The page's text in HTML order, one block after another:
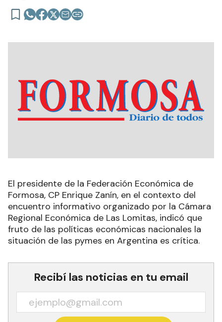
El presidente de la Federación Económica de
Formosa, CP Enrique Zanín, en el contexto del
encuentro informativo organizado por la Cámara
Regional Económica de Las Lomitas, indicó que
fruto de las políticas económicas nacionales la
situación de las pymes en Argentina es crítica.
Recibí las noticias en tu email